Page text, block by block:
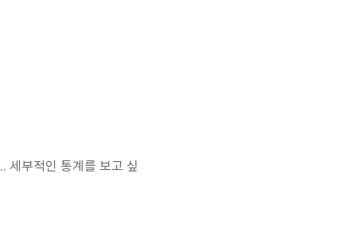
세부적인 통계를 보고 싶